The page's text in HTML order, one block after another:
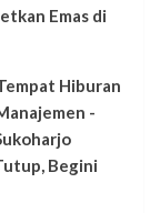
Emas di
Hiburan
-
Begini